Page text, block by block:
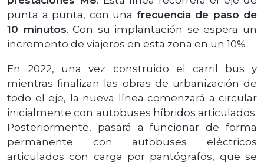
punta a punta, con una frecuencia de paso de
10 minutos. Con su implantación se espera un
incremento de viajeros en esta zona en un 10%.
En 2022, una vez construido el carril bus y
mientras finalizan las obras de urbanización de
todo el eje, la nueva línea comenzará a circular
inicialmente con autobuses híbridos articulados.
Posteriormente, pasará a funcionar de forma
permanente con autobuses eléctricos
articulados con carga por pantógrafos, que se